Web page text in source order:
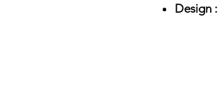
Design :